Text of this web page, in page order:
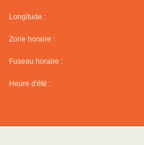
Longitude :
Zone horaire :
Fuseau horaire :
Heure d'été :